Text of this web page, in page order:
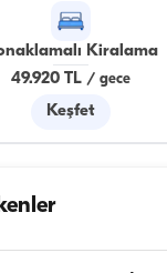
Kiralama
49.920 TL / gece
Keşfet